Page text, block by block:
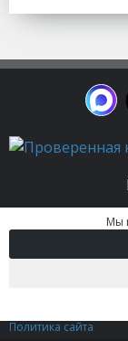
© 2003 - 2026.
строительных
Вся информация на
информационный
публичной
Политика сайта
Мы